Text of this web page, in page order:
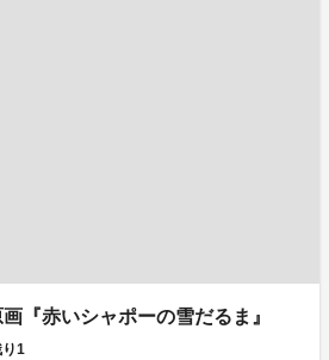
赤いシャポーの雪だるま』
1